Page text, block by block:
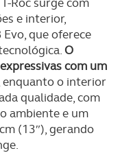
e interior,
que oferece
O
com um
enquanto o interior
qualidade, com
ambiente e um
(13″), gerando